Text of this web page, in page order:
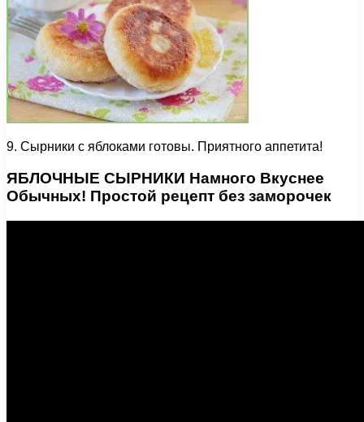
9. Сырники с яблоками готовы. Приятного аппетита!
ЯБЛОЧНЫЕ СЫРНИКИ Намного Вкуснее
Обычных! Простой рецепт без заморочек